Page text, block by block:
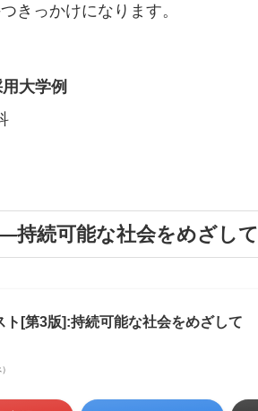
きっかけになります。
大学例
持続可能な社会をめざして
[第3版]:持続可能な社会をめざして